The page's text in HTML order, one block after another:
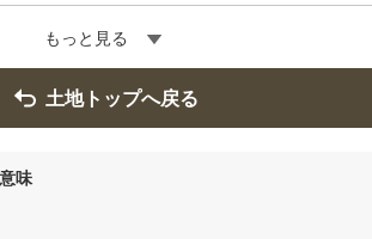
もっと見る
土地トップへ戻る
味